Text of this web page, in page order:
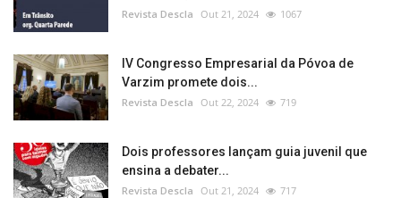
Revista Descla Out 21, 2024 1067
IV Congresso Empresarial da Póvoa de
Varzim promete dois...
Revista Descla Out 22, 2024 719
Dois professores lançam guia juvenil que
ensina a debater...
Revista Descla Out 21, 2024 717